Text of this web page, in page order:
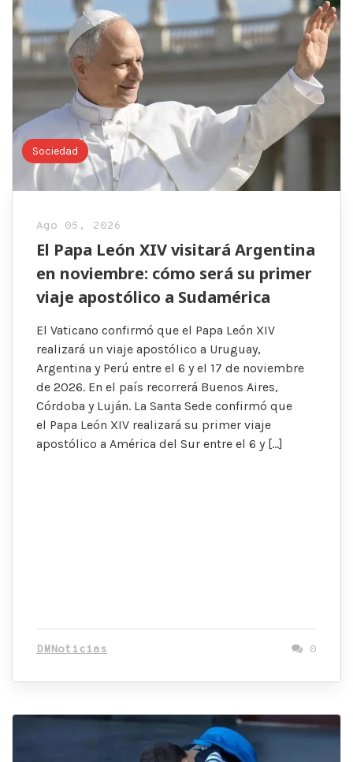
Sociedad
Ago 05, 2026
El Papa León XIV visitará Argentina
en noviembre: cómo será su primer
viaje apostólico a Sudamérica
El Vaticano confirmó que el Papa León XIV
realizará un viaje apostólico a Uruguay,
Argentina y Perú entre el 6 y el 17 de noviembre
de 2026. En el país recorrerá Buenos Aires,
Córdoba y Luján. La Santa Sede confirmó que
el Papa León XIV realizará su primer viaje
apostólico a América del Sur entre el 6 y […]
DMNoticias 0